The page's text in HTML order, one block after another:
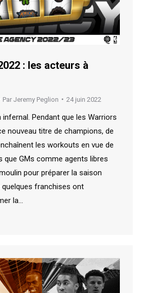
: les acteurs à
Par Jeremy Peglion 24 juin 2022
Pendant que les Warriors
nouveau titre de champions, de
les workouts en vue de
que GMs comme agents libres
pour préparer la saison
franchises ont
la…